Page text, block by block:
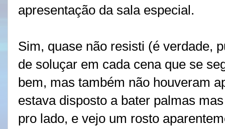
apresentação da sala especial.
Sim, quase não resisti (é verdade,
de soluçar em cada cena que se
bem, mas também não houveram
estava disposto a bater palmas
pro lado, e vejo um rosto